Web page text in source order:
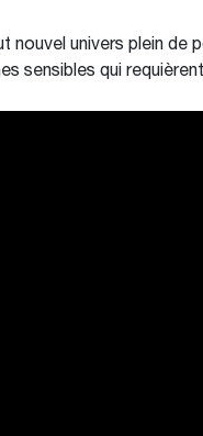
univers plein de
sensibles qui